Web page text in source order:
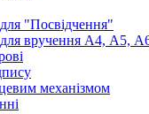
"Посвідчення"
вручення А4, А5,
механізмом